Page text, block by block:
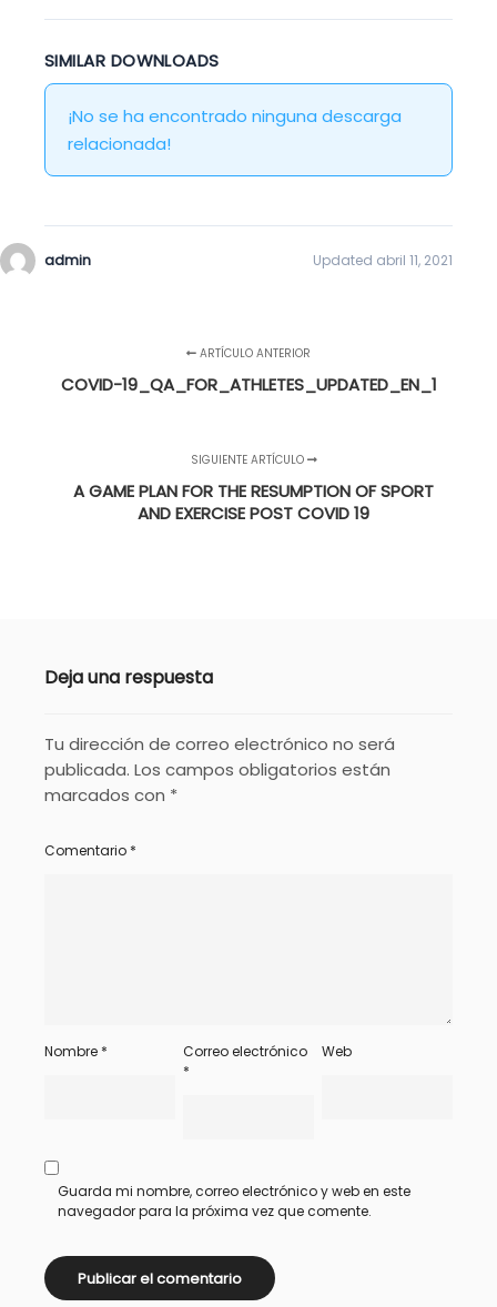
SIMILAR DOWNLOADS
¡No se ha encontrado ninguna descarga
relacionada!
admin Updated abril 11, 2021
ARTÍCULO ANTERIOR
COVID-19_QA_FOR_ATHLETES_UPDATED_EN_1
SIGUIENTE ARTÍCULO
A GAME PLAN FOR THE RESUMPTION OF SPORT
AND EXERCISE POST COVID 19
Deja una respuesta
Tu dirección de correo electrónico no será
publicada. Los campos obligatorios están
marcados con *
Comentario *
Nombre *
Correo electrónico
*
Web
Guarda mi nombre, correo electrónico y web en este
navegador para la próxima vez que comente.